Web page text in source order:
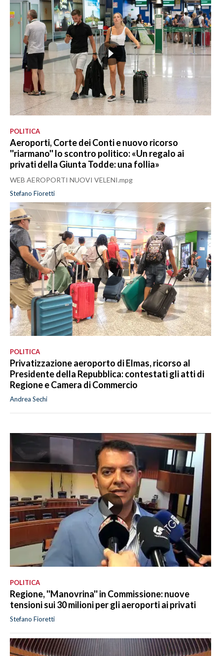
POLITICA
Aeroporti, Corte dei Conti e nuovo ricorso
''riarmano'' lo scontro politico: «Un regalo ai
privati della Giunta Todde: una follia»
WEB AEROPORTI NUOVI VELENI.mpg
Stefano Fioretti
POLITICA
Privatizzazione aeroporto di Elmas, ricorso al
Presidente della Repubblica: contestati gli atti di
Regione e Camera di Commercio
Andrea Sechi
POLITICA
Regione, ''Manovrina'' in Commissione: nuove
tensioni sui 30 milioni per gli aeroporti ai privati
Stefano Fioretti